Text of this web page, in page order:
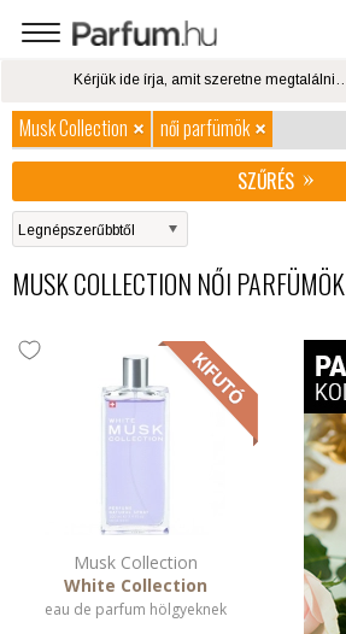
Musk Collection
női parfümök
SZŰRÉS
MUSK COLLECTION NŐI PARFÜMÖK
Musk Collection
White Collection
eau de parfum hölgyeknek